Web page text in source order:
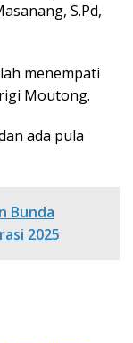
S.Pd,
menempati
Moutong.
ada pula
Bunda
2025